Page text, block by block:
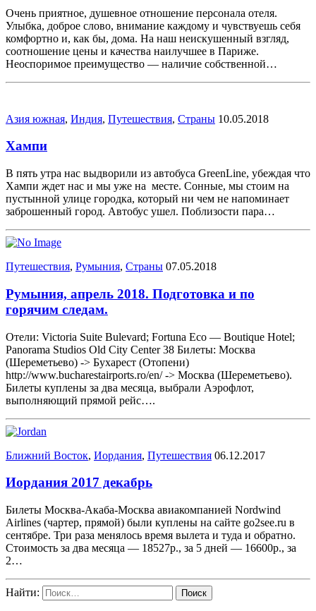
Очень приятное, душевное отношение персонала отеля.
Улыбка, доброе слово, внимание каждому и чувствуешь себя
комфортно и, как бы, дома. На наш неискушенный взгляд,
соотношение цены и качества наилучшее в Париже.
Неоспоримое преимущество — наличие собственной…
Азия южная, Индия, Путешествия, Страны 10.05.2018
Хампи
В пять утра нас выдворили из автобуса GreenLine, убеждая что
Хампи ждет нас и мы уже на месте. Сонные, мы стоим на
пустынной улице городка, который ни чем не напоминает
заброшенный город. Автобус ушел. Поблизости пара…
Путешествия, Румыния, Страны 07.05.2018
Румыния, апрель 2018. Подготовка и по
горячим следам.
Отели: Victoria Suite Bulevard; Fortuna Eco — Boutique Hotel;
Panorama Studios Old City Center 38 Билеты: Москва
(Шереметьево) -> Бухарест (Отопени)
http://www.bucharestairports.ro/en/ -> Москва (Шереметьево).
Билеты куплены за два месяца, выбрали Аэрофлот,
выполняющий прямой рейс….
Ближний Восток, Иордания, Путешествия 06.12.2017
Иордания 2017 декабрь
Билеты Москва-Акаба-Москва авиакомпанией Nordwind
Airlines (чартер, прямой) были куплены на сайте go2see.ru в
сентябре. Три раза менялось время вылета и туда и обратно.
Стоимость за два месяца — 18527р., за 5 дней — 16600р., за
2…
Найти: